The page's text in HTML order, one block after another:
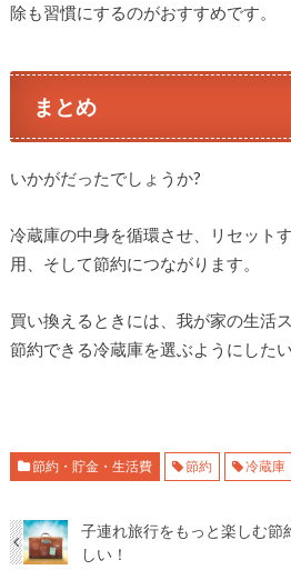
除も習慣にするのがおすすめです。
まとめ
いかがだったでしょうか?
冷蔵庫の中身を循環させ、リセット
用、そして節約につながります。
買い換えるときには、我が家の生活
節約できる冷蔵庫を選ぶようにしたい
節約・貯金・生活費 節約 冷蔵庫
子連れ旅行をもっと楽しむ節
しい！